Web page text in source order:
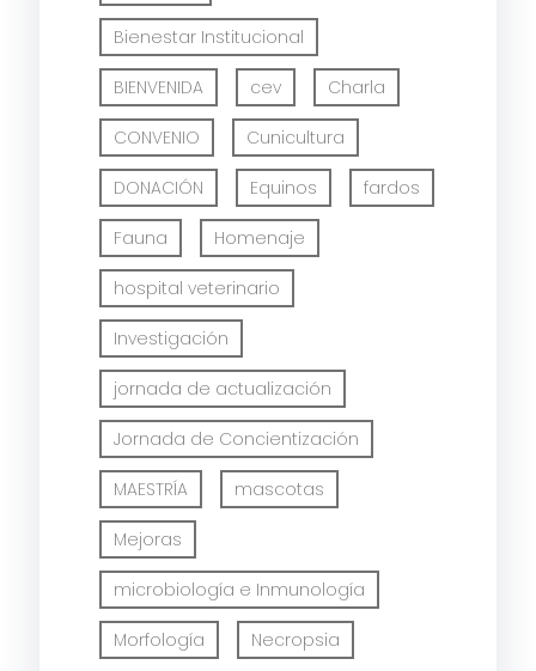
Bienestar Institucional
BIENVENIDA cev Charla
CONVENIO Cunicultura
DONACIÓN Equinos fardos
Fauna Homenaje
hospital veterinario
Investigación
jornada de actualización
Jornada de Concientización
MAESTRÍA mascotas
Mejoras
microbiología e Inmunología
Morfología Necropsia